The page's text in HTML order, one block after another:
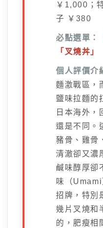
￥1,000；
子 ￥380
必點選單：
「叉燒丼」
個人評價介
麵激戰區，
鹽味拉麵的
日本海外，
還是不同。
豬骨、雞骨
清澈卻又濃
鹹味醇厚卻
味（Umami
招牌，特別
幾片叉燒和
的，肥瘦相